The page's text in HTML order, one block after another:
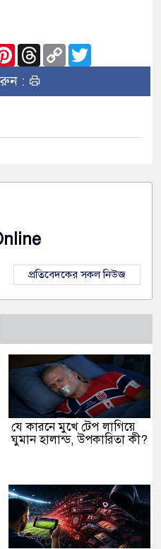
Pinterest
Threads
Copy
Link
:
প্রতিবেদকের সকল নিউজ
যে কারনে মুখে টেপ লাগিয়ে
ঘুমান হালান্ড, উপকারিতা কী?